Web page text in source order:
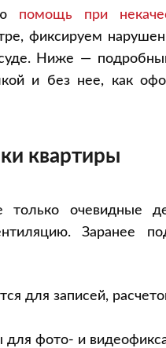
помощь при
фиксируем
Ниже —
и без нее, как
квартиры
только очевидные
Заранее
для записей,
фото- и